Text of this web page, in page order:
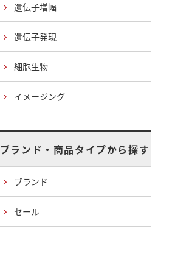
遺伝子増幅
遺伝子発現
細胞生物
イメージング
ブランド・商品タイプから探す
ブランド
セール